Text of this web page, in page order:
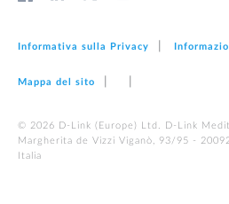
Informativa sulla Privacy
Mappa del sito
© 2026 D‑Link (Europe) Ltd. D-Link
Margherita de Vizzi Viganò, 93/95 -
Italia